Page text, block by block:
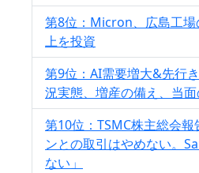
第8位：Micron、広島工場
上を投資
第9位：AI需要増大&先行
況実態、増産の備え、当
第10位：TSMC株主総会
ンとの取引はやめない。
ない」